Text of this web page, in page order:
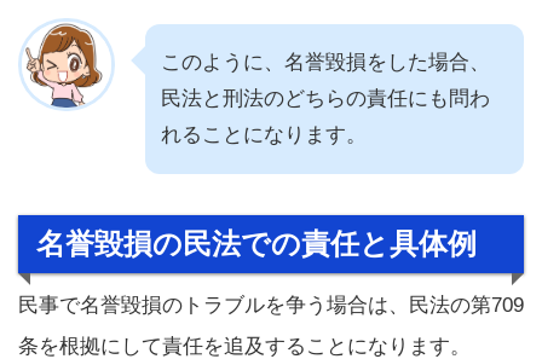
このように、名誉毀損をした場合、
民法と刑法のどちらの責任にも問わ
れることになります。
名誉毀損の民法での責任と具体例
民事で名誉毀損のトラブルを争う場合は、民法の第709
条を根拠にして責任を追及することになります。